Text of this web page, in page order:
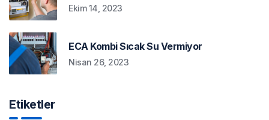
Ekim 14, 2023
ECA Kombi Sıcak Su Vermiyor
Nisan 26, 2023
Etiketler